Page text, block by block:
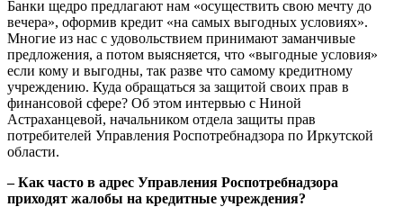
Банки щедро предлагают нам «осуществить свою мечту до
вечера», оформив кредит «на самых выгодных условиях».
Многие из нас с удовольствием принимают заманчивые
предложения, а потом выясняется, что «выгодные условия»
если кому и выгодны, так разве что самому кредитному
учреждению. Куда обращаться за защитой своих прав в
финансовой сфере? Об этом интервью с Ниной
Астраханцевой, начальником отдела защиты прав
потребителей Управления Роспотребнадзора по Иркутской
области.
– Как часто в адрес Управления Роспотребнадзора
приходят жалобы на кредитные учреждения?